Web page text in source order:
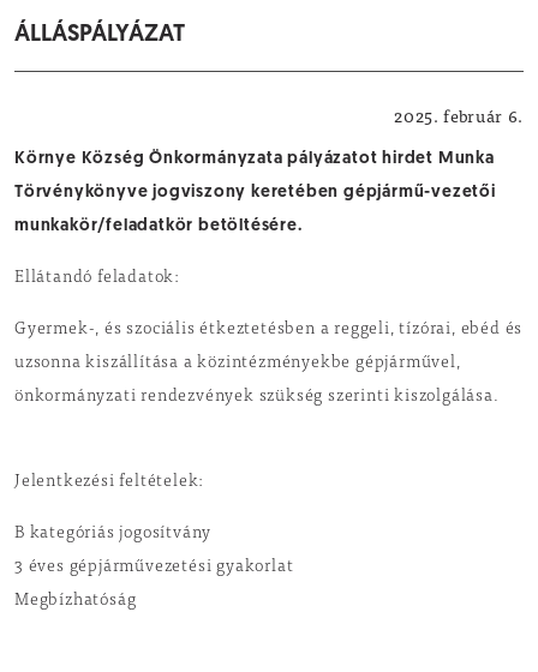
ÁLLÁSPÁLYÁZAT
2025. február 6.
Környe Község Önkormányzata pályázatot hirdet Munka
Törvénykönyve jogviszony keretében gépjármű-vezetői
munkakör/feladatkör betöltésére.
Ellátandó feladatok:
Gyermek-, és szociális étkeztetésben a reggeli, tízórai, ebéd és
uzsonna kiszállítása a közintézményekbe gépjárművel,
önkormányzati rendezvények szükség szerinti kiszolgálása.
Jelentkezési feltételek:
B kategóriás jogosítvány
3 éves gépjárművezetési gyakorlat
Megbízhatóság